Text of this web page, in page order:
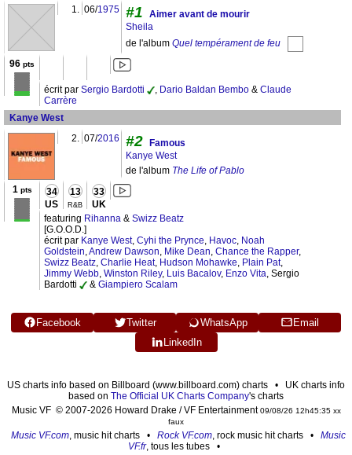
1. 06/1975 #1
Aimer avant de mourir
Sheila
de l'album Quel tempérament de feu
96 pts
écrit par Sergio Bardotti , Dario Baldan Bembo & Claude
Carrère
Kanye West
2. 07/2016 #2 Famous
Kanye West
de l'album The Life of Pablo
1 pts 34
US
13
R&B
33
UK
featuring Rihanna & Swizz Beatz
[G.O.O.D.]
écrit par Kanye West, Cyhi the Prynce, Havoc, Noah
Goldstein,Andrew Dawson, Mike Dean, Chance the Rapper,
Swizz Beatz, Charlie Heat, Hudson Mohawke, Plain Pat,
Jimmy Webb, Winston Riley, Luis Bacalov, Enzo Vita, Sergio
Bardotti
& Giampiero Scalam
Facebook Twitter WhatsApp
Email
LinkedIn
US charts info based on Billboard (www.billboard.com) charts • UK charts info
based on The Official UK Charts Company's charts
Music VF © 2007-2026 Howard Drake / VF Entertainment09/08/26 12h45:35 xx
faux
Music VF.com, music hit charts • Rock VF.com, rock music hit charts • Music
VF.fr, tous les tubes •